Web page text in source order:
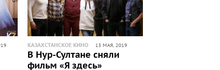
КАЗАХСТАНСКОЕ КИНО 13 МАЯ, 2019
В Нур-Султане сняли
фильм «Я здесь»